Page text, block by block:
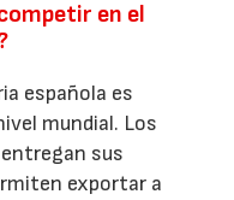
en el
española es
mundial. Los
sus
exportar a